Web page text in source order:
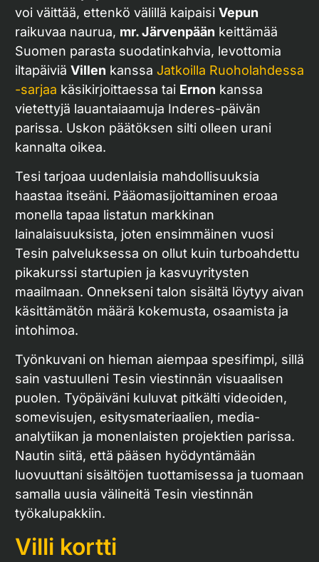
voi väittää, ettenkö välillä kaipaisi Vepun
raikuvaa naurua, mr. Järvenpään keittämää
Suomen parasta suodatinkahvia, levottomia
iltapäiviä Villen kanssa Jatkoilla Ruoholahdessa
-sarjaa käsikirjoittaessa tai Ernon kanssa
vietettyjä lauantaiaamuja Inderes-päivän
parissa. Uskon päätöksen silti olleen urani
kannalta oikea.
Tesi tarjoaa uudenlaisia mahdollisuuksia
haastaa itseäni. Pääomasijoittaminen eroaa
monella tapaa listatun markkinan
lainalaisuuksista, joten ensimmäinen vuosi
Tesin palveluksessa on ollut kuin turboahdettu
pikakurssi startupien ja kasvuyritysten
maailmaan. Onnekseni talon sisältä löytyy aivan
käsittämätön määrä kokemusta, osaamista ja
intohimoa.
Työnkuvani on hieman aiempaa spesifimpi, sillä
sain vastuulleni Tesin viestinnän visuaalisen
puolen. Työpäiväni kuluvat pitkälti videoiden,
somevisujen, esitysmateriaalien, media-
analytiikan ja monenlaisten projektien parissa.
Nautin siitä, että pääsen hyödyntämään
luovuuttani sisältöjen tuottamisessa ja tuomaan
samalla uusia välineitä Tesin viestinnän
työkalupakkiin.
Villi kortti